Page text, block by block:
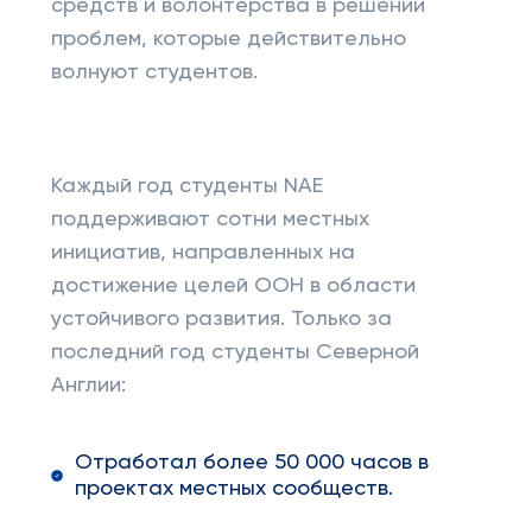
средств и волонтерства в решении
проблем, которые действительно
волнуют студентов.
Каждый год студенты NAE
поддерживают сотни местных
инициатив, направленных на
достижение целей ООН в области
устойчивого развития. Только за
последний год студенты Северной
Англии:
Отработал более 50 000 часов в
проектах местных сообществ.